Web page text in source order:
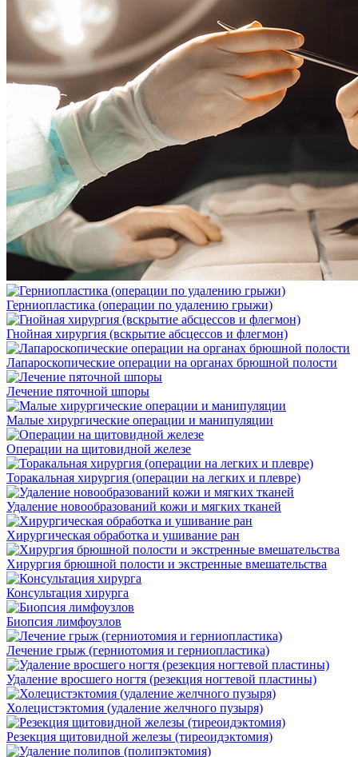
Герниопластика (операции по удалению грыжи)
Гнойная хирургия (вскрытие абсцессов и флегмон)
Лапароскопические операции на органах брюшной полости
Лечение пяточной шпоры
Малые хирургические операции и манипуляции
Операции на щитовидной железе
Торакальная хирургия (операции на легких и плевре)
Удаление новообразований кожи и мягких тканей
Хирургическая обработка и ушивание ран
Хирургия брюшной полости и экстренные вмешательства
Консультация хирурга
Биопсия лимфоузлов
Лечение грыж (герниотомия и герниопластика)
Удаление вросшего ногтя (резекция ногтевой пластины)
Холецистэктомия (удаление желчного пузыря)
Резекция щитовидной железы (тиреоидэктомия)